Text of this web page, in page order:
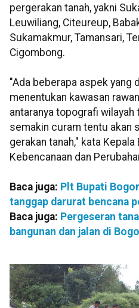
pergerakan tanah, yakni
Leuwiliang, Citeureup,
Sukamakmur, Tamansari,
Cigombong.
"Ada beberapa aspek yang
menentukan kawasan
antaranya topografi
semakin curam tentu akan
gerakan tanah," kata
Kebencanaan dan
Baca juga: Plt Bupati
tanggap darurat bencana
Baca juga: Pergeseran
bangunan dan jalan di